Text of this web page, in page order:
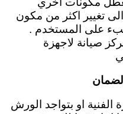
تغيير اكثر من مكون
على المستخدم .
صيانة لاجهزة
او بتواجد الورش